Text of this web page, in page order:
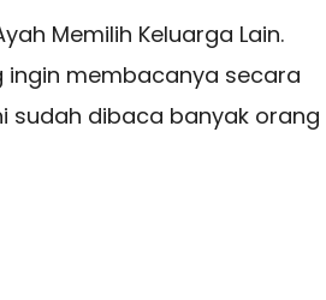
Memilih Keluarga Lain.
ingin membacanya secara
sudah dibaca banyak orang